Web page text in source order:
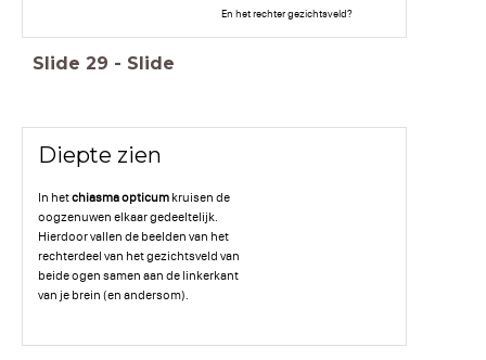
En het rechter gezichtsveld?
Slide 29 - Slide
Diepte zien
In hetchiasma opticum kruisen de
oogzenuwen elkaar gedeeltelijk.
Hierdoor vallen de beelden van het
rechterdeel van het gezichtsveld van
beide ogen samen aan de linkerkant
van je brein (en andersom).